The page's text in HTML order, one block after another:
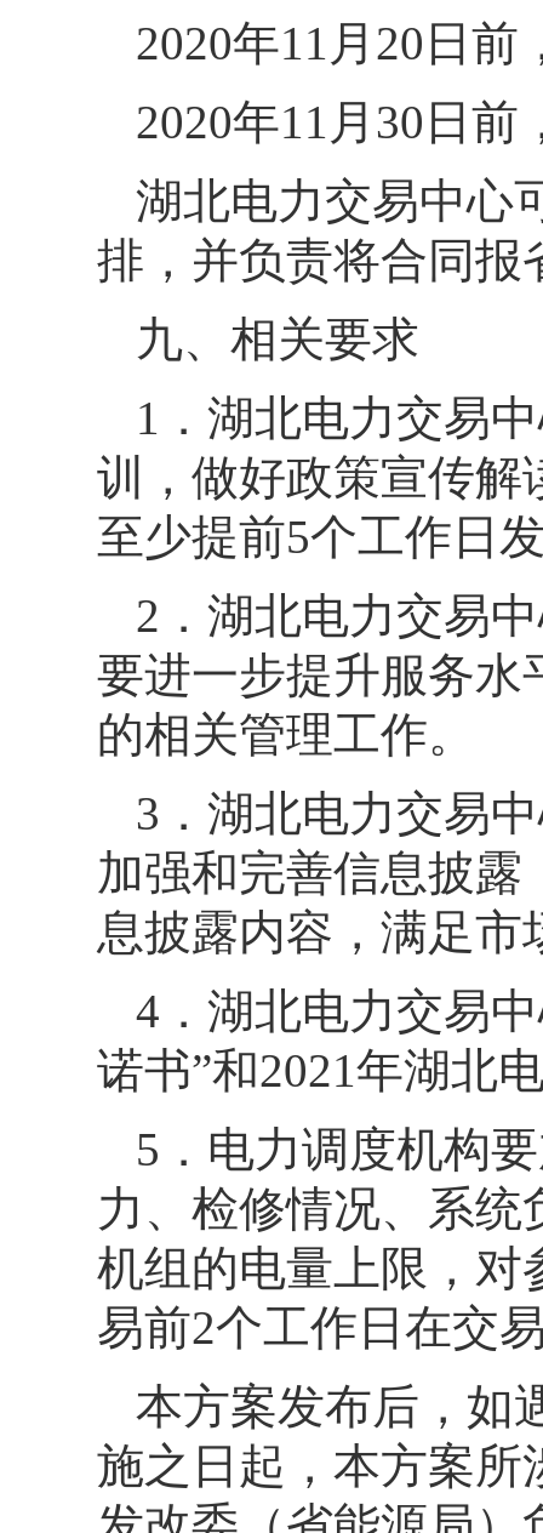
2020年11月20日
2020年11月30日
湖北电力交易中心
排，并负责将合同报
九、相关要求
1．湖北电力交易
训，做好政策宣传解
至少提前5个工作日
2．湖北电力交易
要进一步提升服务水
的相关管理工作。
3．湖北电力交易
加强和完善信息披
息披露内容，满足市
4．湖北电力交易
诺书”和2021年湖北
5．电力调度机构
力、检修情况、系
机组的电量上限，对
易前2个工作日在交
本方案发布后，如
施之日起，本方案所